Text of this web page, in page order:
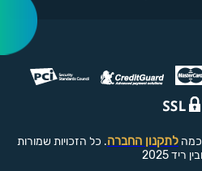
לתקנון החברה. כל הזכויות שמורות
ריד 2025